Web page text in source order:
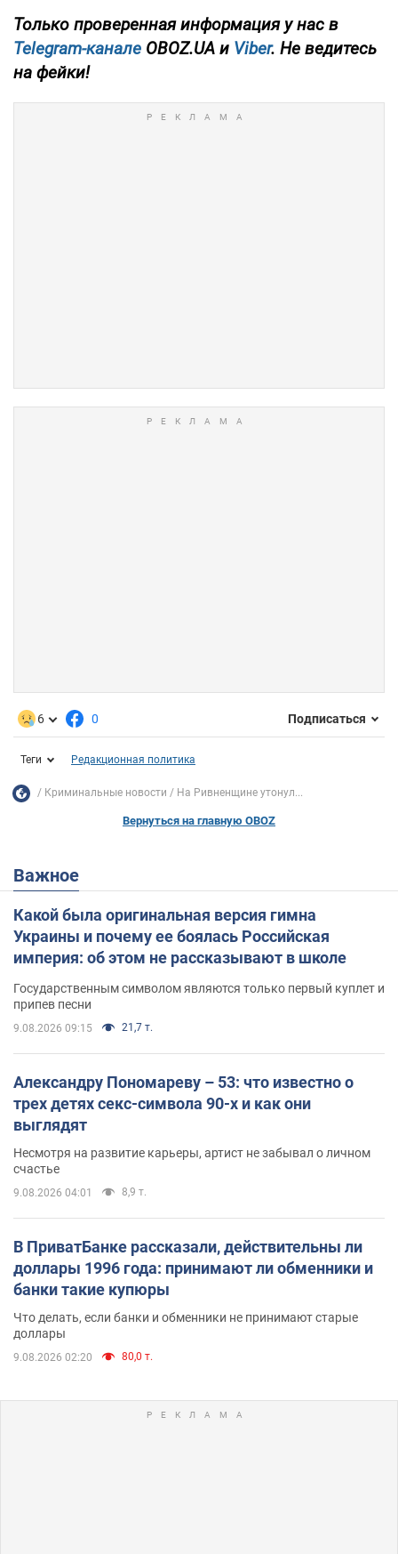
Только проверенная информация у нас в
Telegram-канале OBOZ.UA и Viber. Не ведитесь
на фейки!
6 0 Подписаться
Теги Редакционная политика
Криминальные новости На Ривненщине утонул...
Вернуться на главную OBOZ
Важное
Какой была оригинальная версия гимна
Украины и почему ее боялась Российская
империя: об этом не рассказывают в школе
Государственным символом являются только первый куплет и
припев песни
9.08.2026 09:15 21,7 т.
Александру Пономареву – 53: что известно о
трех детях секс-символа 90-х и как они
выглядят
Несмотря на развитие карьеры, артист не забывал о личном
счастье
9.08.2026 04:01 8,9 т.
В ПриватБанке рассказали, действительны ли
доллары 1996 года: принимают ли обменники и
банки такие купюры
Что делать, если банки и обменники не принимают старые
доллары
9.08.2026 02:20 80,0 т.